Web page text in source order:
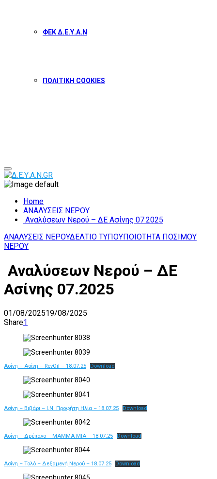
ΦΕΚ Δ.Ε.Υ.Α.Ν
ΠΟΛΙΤΙΚΗ COOKIES
Primary
Menu
Home
ΑΝΑΛΥΣΕΙΣ ΝΕΡΟΥ
Αναλύσεων Νερού – ΔΕ Ασίνης 07.2025
ΑΝΑΛΥΣΕΙΣ ΝΕΡΟΥΔΕΛΤΙΟ ΤΥΠΟΥΠΟΙΟΤΗΤΑ ΠΟΣΙΜΟΥ
ΝΕΡΟΥ
Αναλύσεων Νερού – ΔΕ
Ασίνης 07.2025
01/08/202519/08/2025
Share1
Ασίνη – Ασίνη – RevOil – 18.07.25 Download
Ασίνη – Βιβάρι – Ι.Ν. Προφήτη Ηλία – 18.07.25 Download
Ασίνη – Δρέπανο – ΜΑΜΜΑ ΜΙΑ – 18.07.25 Download
Ασίνη – Τολό – Δεξαμενή Νερού – 18.07.25 Download